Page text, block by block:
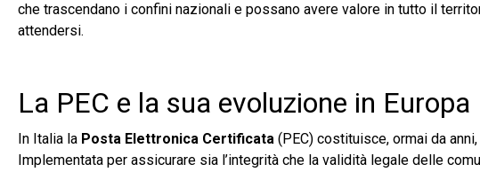
che trascendano i confini nazionali e possano avere valore in tutto il
attendersi.
La PEC e la sua evoluzione in Europa
In Italia la Posta Elettronica Certificata (PEC) costituisce, ormai da
Implementata per assicurare sia l’integrità che la validità legale delle